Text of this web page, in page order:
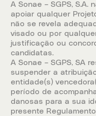
A Sonae – SGPS,
apoiar qualquer
não se revela
visado ou por
justificação ou
candidatas.
A Sonae – SGPS, SA
suspender a
entidade(s)
período de
danosas para a sua
presente